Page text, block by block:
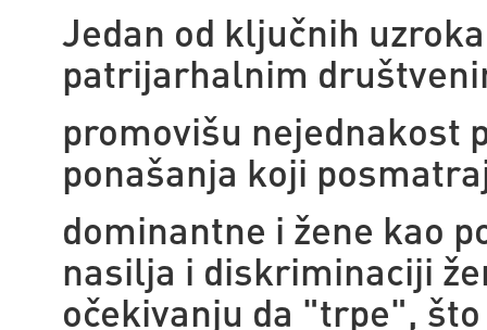
Jedan od ključnih
patrijarhalnim
promovišu nejednakost
ponašanja koji
dominantne i žene kao
nasilja i diskriminaciji
očekivanju da "trpe",